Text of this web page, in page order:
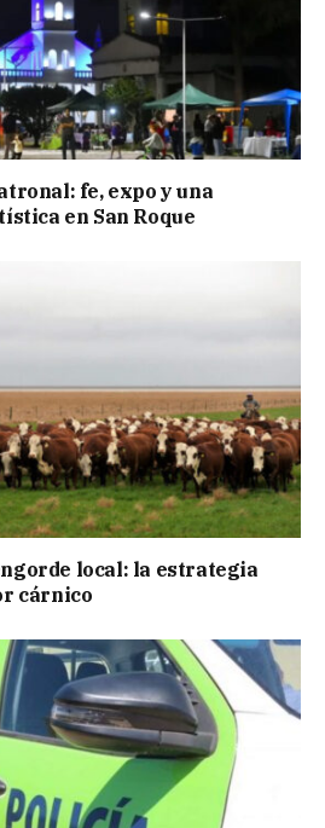
fe, expo y una
en San Roque
local: la estrategia
cárnico